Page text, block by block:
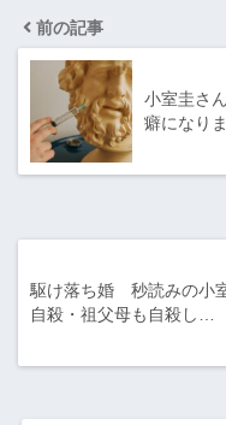
前の記事
小室圭さ
癖になり
駆け落ち婚 秒読みの小
自殺・祖父母も自殺し…